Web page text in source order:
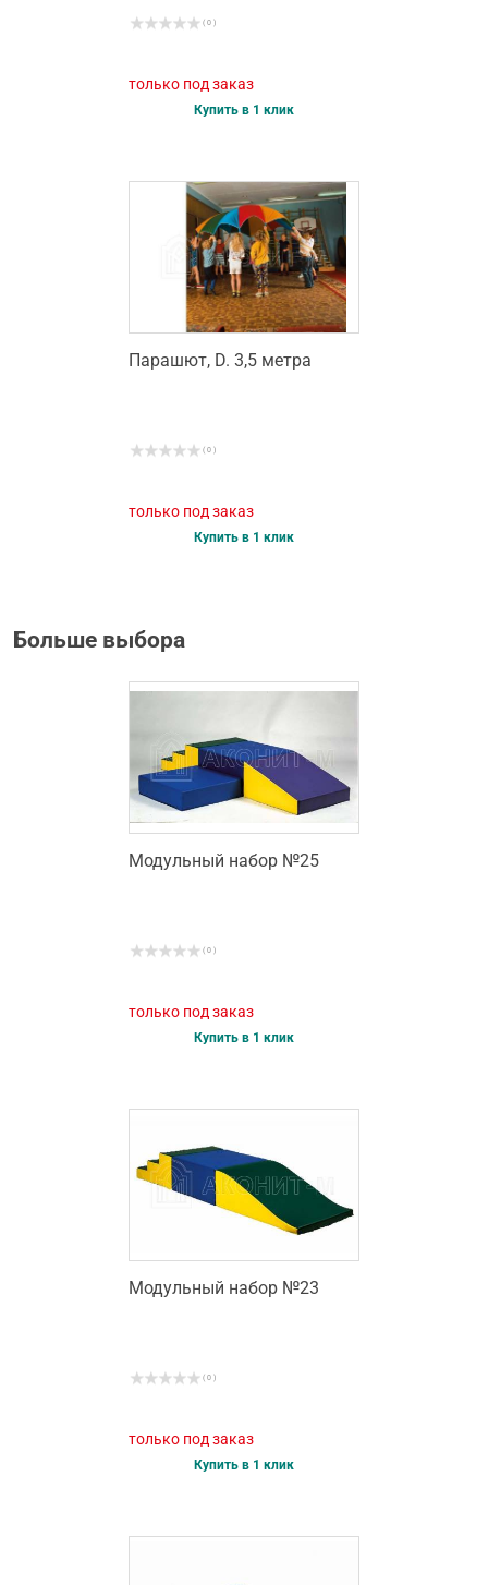
( 0 )
только под заказ
Купить в 1 клик
Парашют, D. 3,5 метра
( 0 )
только под заказ
Купить в 1 клик
Больше выбора
Модульный набор №25
( 0 )
только под заказ
Купить в 1 клик
Модульный набор №23
( 0 )
только под заказ
Купить в 1 клик